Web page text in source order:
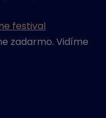
festival
zadarmo. Vidíme